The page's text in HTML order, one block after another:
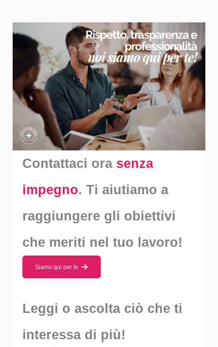
Contattaci ora senza
impegno. Ti aiutiamo a
raggiungere gli obiettivi
che meriti nel tuo lavoro!
Siamo qui per te
Leggi o ascolta ciò che ti
interessa di più!